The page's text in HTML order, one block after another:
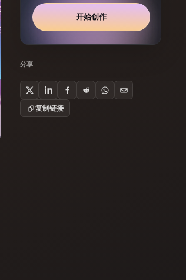
Modern
开始创作
分享
复制链接